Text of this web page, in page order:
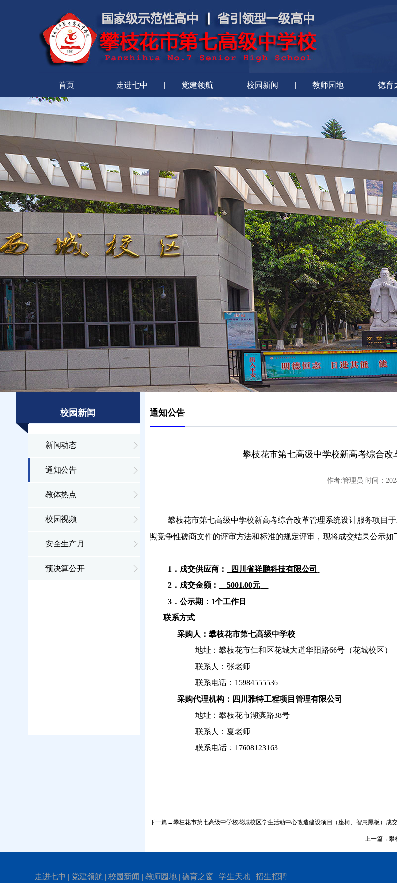
首页 | 走进七中 | 党建领航 | 校园新闻 | 教师园地 | 德育
校园新闻
新闻动态
通知公告
教体热点
校园视频
安全生产月
预决算公开
通知公告
攀枝花市第七高级中学校新高考综合
作者:管理员 时间：
攀枝花市第七高级中学校新高考综合改革管理系统设计服务项目于
照竞争性磋商文件的评审方法和标准的规定评审，现将成交结果公示如
1 ．成交供应商：
四川省祥鹏科技有限公司
2 ． 成交金额： 5001.00元
3 ．公示期： 1个工作日
联系方式
采购人：攀枝花市第七高级中学校
地址：攀枝花市仁和区花城大道华阳路66号（花城校区）
联系人：张老师
联系电话： 15984555536
采购代理机构：四川雅特工程项目管理有限公司
地址：攀枝花市湖滨路38号
联系人：夏老师
联系电话： 17608123163
下一篇→攀枝花市第七高级中学校花城校区学生活动中心改造建设项目（座椅、智慧黑板）成
上一篇→攀
走进七中 | 党建领航 | 校园新闻 | 教师园地| 德育之窗 | 学生天地| 招生招聘